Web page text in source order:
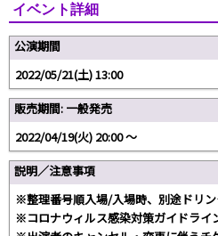
イベント詳細
公演期間
2022/05/21(土) 13:00
販売期間: 一般発売
2022/04/19(火) 20:00 〜
説明／注意事項
※整理番号順入場/入場時、別途ドリ
※コロナウィルス感染対策ガイドライ